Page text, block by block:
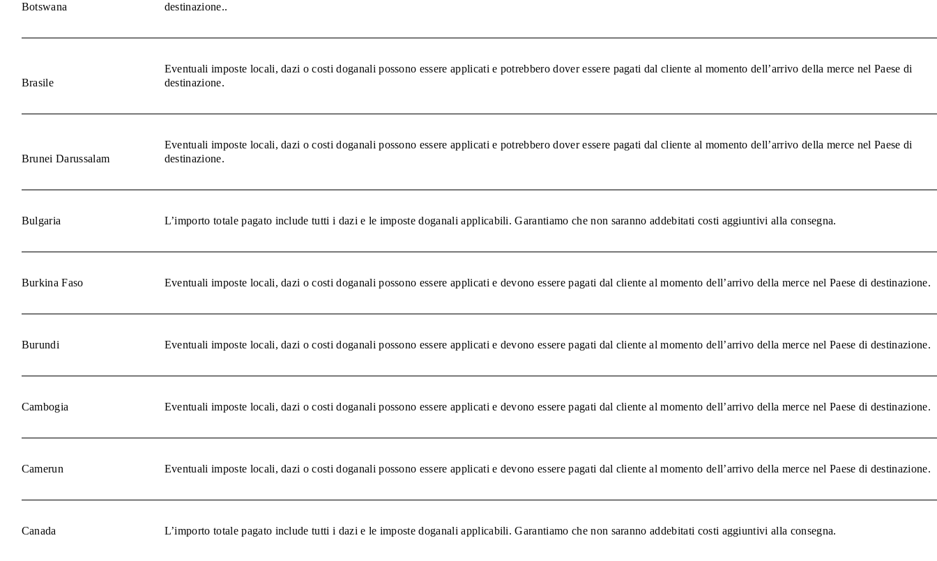
Botswana
destinazione..
Brasile
Eventuali imposte locali, dazi o costi doganali possono essere applicati e potrebbero dover essere pagati dal cliente al momento dell’arrivo della merce nel Paese di
destinazione.
Brunei Darussalam
Eventuali imposte locali, dazi o costi doganali possono essere applicati e potrebbero dover essere pagati dal cliente al momento dell’arrivo della merce nel Paese di
destinazione.
Bulgaria L’importo totale pagato include tutti i dazi e le imposte doganali applicabili. Garantiamo che non saranno addebitati costi aggiuntivi alla consegna.
Burkina Faso Eventuali imposte locali, dazi o costi doganali possono essere applicati e devono essere pagati dal cliente al momento dell’arrivo della merce nel Paese di destinazione.
Burundi Eventuali imposte locali, dazi o costi doganali possono essere applicati e devono essere pagati dal cliente al momento dell’arrivo della merce nel Paese di destinazione.
Cambogia Eventuali imposte locali, dazi o costi doganali possono essere applicati e devono essere pagati dal cliente al momento dell’arrivo della merce nel Paese di destinazione.
Camerun Eventuali imposte locali, dazi o costi doganali possono essere applicati e devono essere pagati dal cliente al momento dell’arrivo della merce nel Paese di destinazione.
Canada L’importo totale pagato include tutti i dazi e le imposte doganali applicabili. Garantiamo che non saranno addebitati costi aggiuntivi alla consegna.